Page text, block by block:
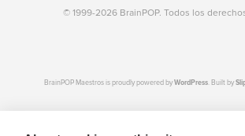
© 1999-2026 BrainPOP. Todos los
BrainPOP Maestros is proudly powered byWordPress. Built by